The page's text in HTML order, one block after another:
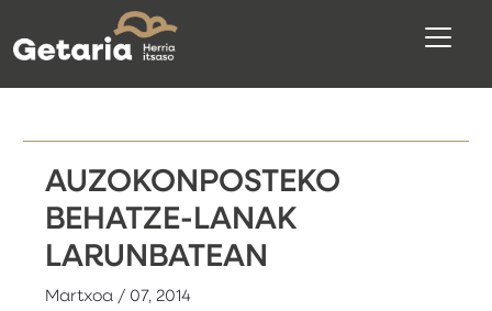
AUZOKONPOSTEKO
BEHATZE-LANAK
LARUNBATEAN
Martxoa / 07, 2014